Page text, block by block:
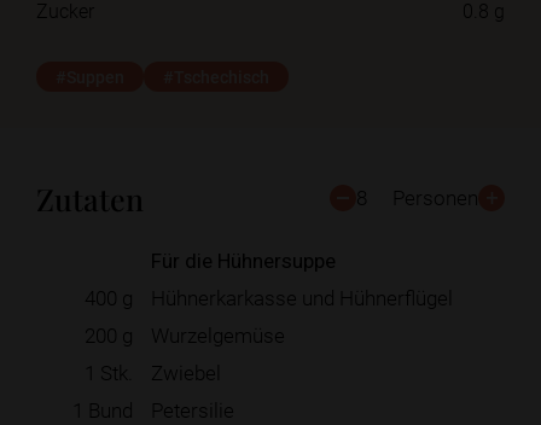
Zucker
0.8 g
Zutaten 8 Personen
Für die Hühnersuppe
400 g
Hühnerkarkasse und Hühnerflügel
200 g
Wurzelgemüse
1 Stk.
Zwiebel
1 Bund
Petersilie